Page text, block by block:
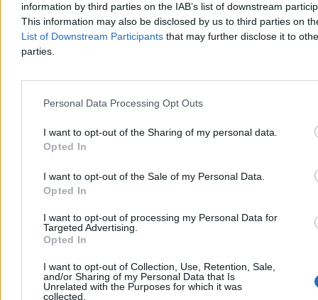
information by third parties on the IAB’s list of downstream
This information may also be disclosed by us to third parties on
List of Downstream Participants that may further disclose it to
parties.
Personal Data Processing Opt Outs
I want to opt-out of the Sharing of my personal data.
Opted In
I want to opt-out of the Sale of my Personal Data.
Opted In
I want to opt-out of processing my Personal Data for
Targeted Advertising.
Opted In
I want to opt-out of Collection, Use, Retention, Sale,
and/or Sharing of my Personal Data that Is
Unrelated with the Purposes for which it was
collected.
Kraj
Nadchodzi pogodowy rollercoaster. Na
termometrach znów będzie 36 stopni